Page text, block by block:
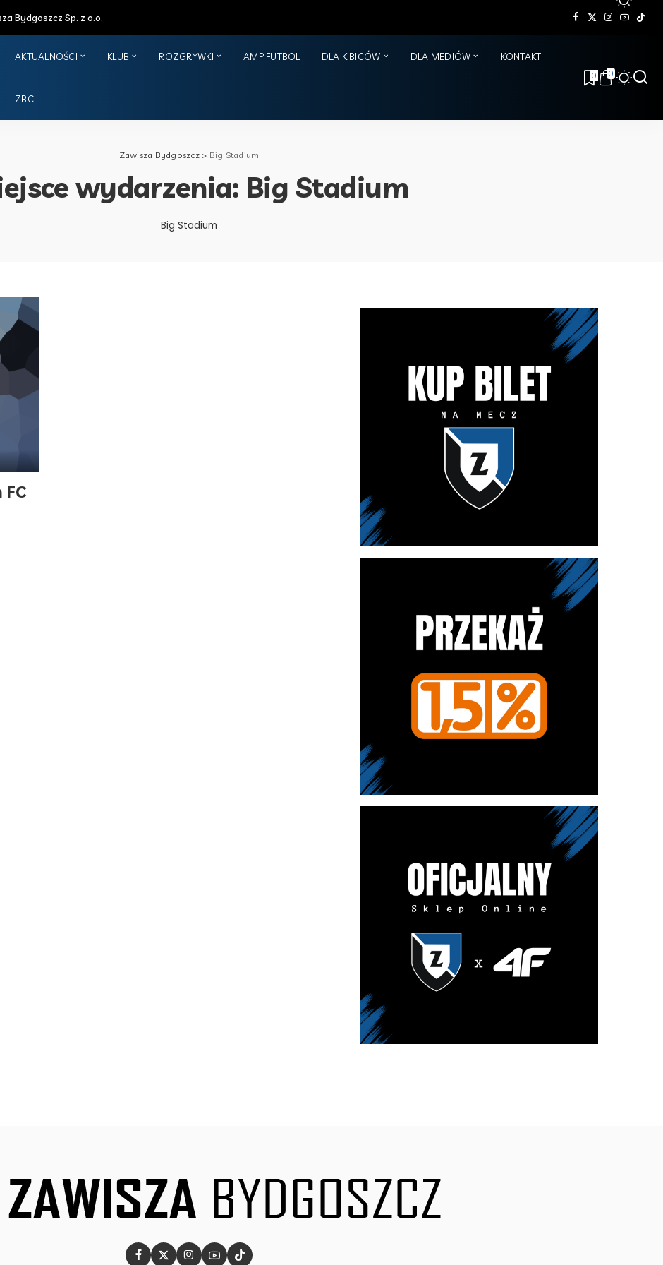
Bydgoszcz Sp. z o.o.
AKTUALNOŚCI KLUB ROZGRYWKI AMP FUTBOL DLA KIBICÓW DLA MEDIÓW KONTAKT
ZBC
0 0
Zawisza Bydgoszcz> Big Stadium
wydarzenia: Big Stadium
Big Stadium
FC